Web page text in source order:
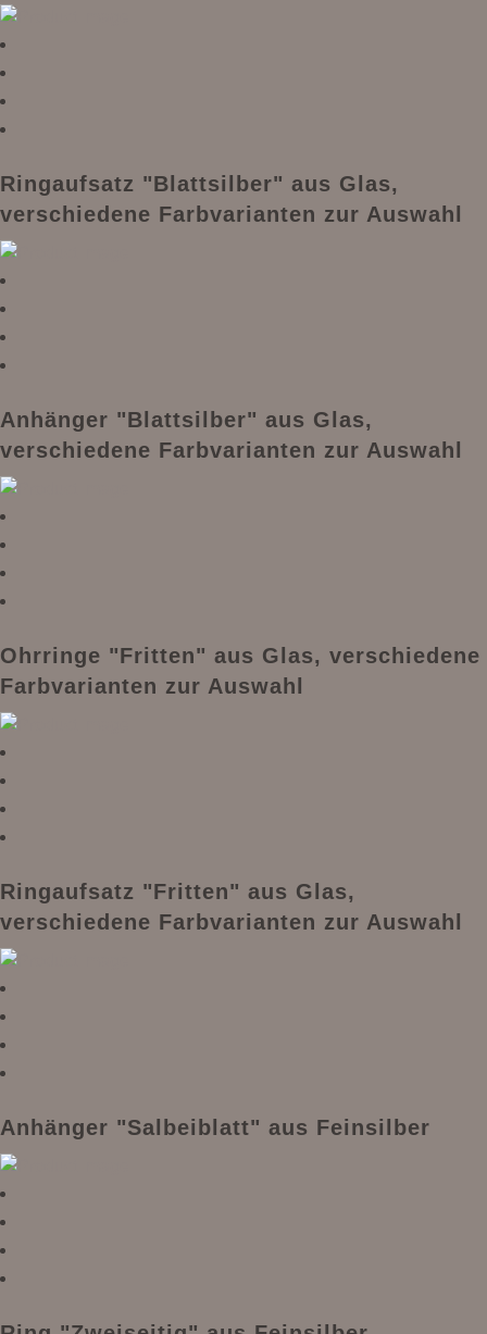
Ringaufsatz "Blattsilber" aus Glas,
verschiedene Farbvarianten zur Auswahl
Anhänger "Blattsilber" aus Glas,
verschiedene Farbvarianten zur Auswahl
Ohrringe "Fritten" aus Glas, verschiedene
Farbvarianten zur Auswahl
Ringaufsatz "Fritten" aus Glas,
verschiedene Farbvarianten zur Auswahl
Anhänger "Salbeiblatt" aus Feinsilber